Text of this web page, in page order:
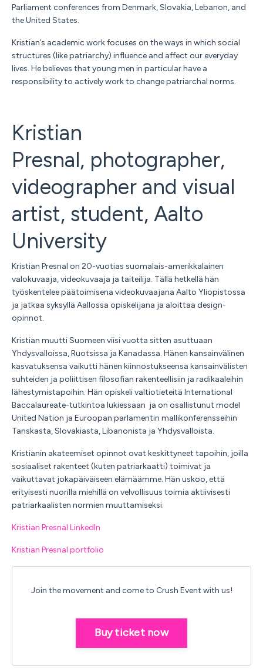
Parliament conferences from Denmark, Slovakia, Lebanon, and
the United States.
Kristian’s academic work focuses on the ways in which social
structures (like patriarchy) influence and affect our everyday
lives. He believes that young men in particular have a
responsibility to actively work to change patriarchal norms.
Kristian
Presnal, photographer,
videographer and visual
artist, student, Aalto
University
Kristian Presnal on 20-vuotias suomalais-amerikkalainen
valokuvaaja, videokuvaaja ja taiteilija. Tällä hetkellä hän
työskentelee päätoimisena videokuvaajana Aalto Yliopistossa
ja jatkaa syksyllä Aallossa opiskelijana ja aloittaa design-
opinnot.
Kristian muutti Suomeen viisi vuotta sitten asuttuaan
Yhdysvalloissa, Ruotsissa ja Kanadassa. Hänen kansainvälinen
kasvatuksensa vaikutti hänen kiinnostukseensa kansainvälisten
suhteiden ja poliittisen filosofian rakenteellisiin ja radikaaleihin
lähestymistapoihin. Hän opiskeli valtiotieteitä International
Baccalaureate-tutkintoa lukiessaan ja on osallistunut model
United Nation ja Euroopan parlamentin mallikonferensseihin
Tanskasta, Slovakiasta, Libanonista ja Yhdysvalloista.
Kristianin akateemiset opinnot ovat keskittyneet tapoihin, joilla
sosiaaliset rakenteet (kuten patriarkaatti) toimivat ja
vaikuttavat jokapäiväiseen elämäämme. Hän uskoo, että
erityisesti nuorilla miehillä on velvollisuus toimia aktiivisesti
patriarkaalisten normien muuttamiseksi.
Kristian Presnal LinkedIn
Kristian Presnal portfolio
Join the movement and come to Crush Event with us!
Buy ticket now